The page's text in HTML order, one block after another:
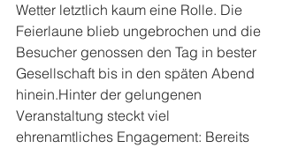
Wetter letztlich kaum eine Rolle. Die
Feierlaune blieb ungebrochen und die
Besucher genossen den Tag in bester
Gesellschaft bis in den späten Abend
hinein.Hinter der gelungenen
Veranstaltung steckt viel
ehrenamtliches Engagement: Bereits